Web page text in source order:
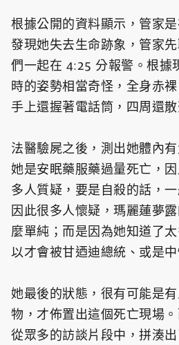
根據公開的資料顯示，管家
發現她失去生命跡象，管家
們一起在 4:25 分報警。根據
時的姿勢相當奇怪，全身赤
手上還握著電話筒，四周還散
法醫驗屍之後，測出她體內
她是安眠藥服藥過量死亡，
多人質疑，要是自殺的話，
因此很多人懷疑，瑪麗蓮夢
麼單純；而是因為她知道了
以才會被甘迺迪總統、或是中
她最後的狀態，很有可能是
物，才佈置出這個死亡現場
從眾多的訪談片段中，拼湊